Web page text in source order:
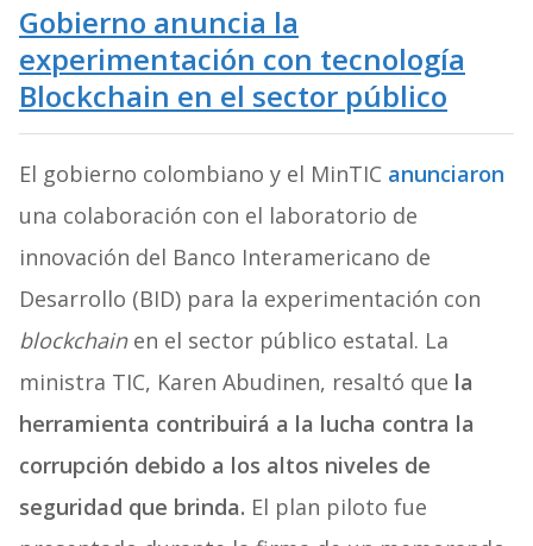
Gobierno anuncia la
experimentación con tecnología
Blockchain en el sector público
El gobierno colombiano y el MinTIC anunciaron
una colaboración con el laboratorio de
innovación del Banco Interamericano de
Desarrollo (BID) para la experimentación con
blockchainen el sector público estatal. La
ministra TIC, Karen Abudinen, resaltó que la
herramienta contribuirá a la lucha contra la
corrupción debido a los altos niveles de
seguridad que brinda. El plan piloto fue